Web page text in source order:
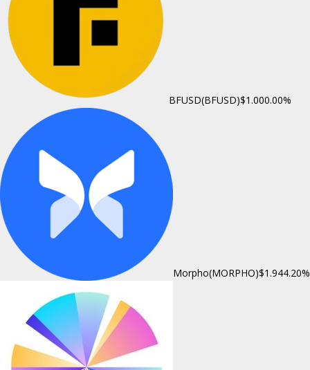
BFUSD(BFUSD)$1.000.00%
Morpho(MORPHO)$1.944.20%